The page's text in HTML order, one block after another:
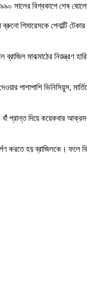
সালের বিশ্বকাপে শেষ
পেনাল্টি টেকার
ব্রাজিল মাঝমাঠের
পাশাপাশি ভিনিসিয়ুস,
প্রান্ত দিয়ে কয়েকবার
করতে হয় ব্রাজিলকে।